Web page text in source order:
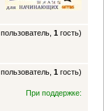
пользователь,1 гость)
пользователь,1 гость)
При поддержке: